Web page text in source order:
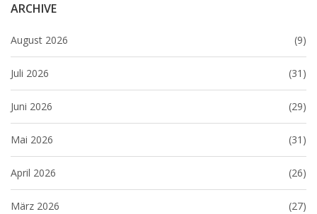
ARCHIVE
August 2026 (9)
Juli 2026 (31)
Juni 2026 (29)
Mai 2026 (31)
April 2026 (26)
März 2026 (27)